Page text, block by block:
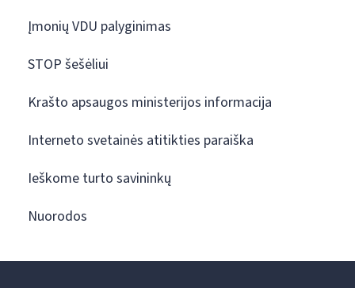
Įmonių VDU palyginimas
STOP šešėliui
Krašto apsaugos ministerijos informacija
Interneto svetainės atitikties paraiška
Ieškome turto savininkų
Nuorodos